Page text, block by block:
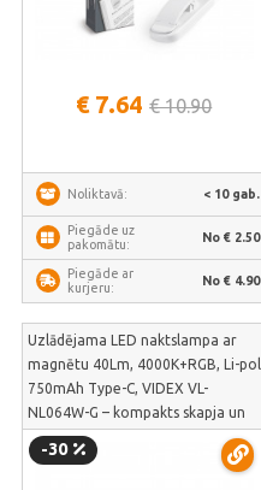
€ 7.64 € 10.90
Noliktavā: < 10 gab.
Piegāde uz
pakomātu:
No € 2.50
Piegāde ar
kurjeru:
No € 4.90
Uzlādējama LED naktslampa ar
magnētu 40Lm, 4000K+RGB, Li-pol
750mAh Type-C, VIDEX VL-
NL064W-G – kompakts skapja un
guļamistabas gaismeklis | VL-
NL064W-G
-30